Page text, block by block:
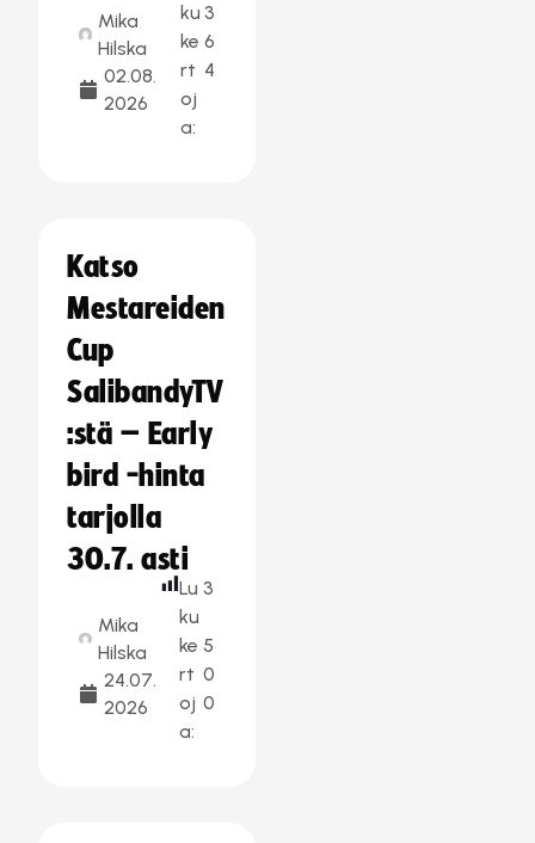
Mika
Hilska
02.08.
2026
ku
ke
rt
oj
a:
3
6
4
Katso
Mestareiden
Cup
SalibandyTV
:stä – Early
bird -hinta
tarjolla
30.7. asti
Mika
Hilska
24.07.
2026
Lu
ku
ke
rt
oj
a:
3
5
0
0